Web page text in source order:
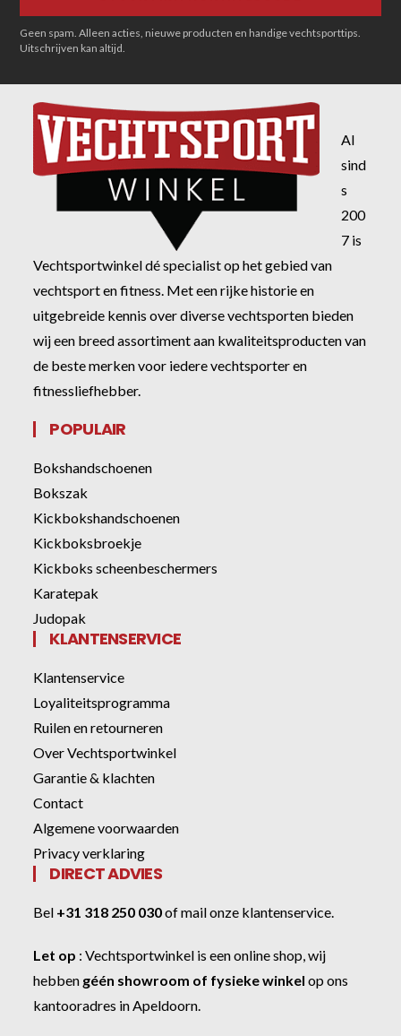
Geen spam. Alleen acties, nieuwe producten en handige vechtsporttips.
Uitschrijven kan altijd.
Al
sind
s
200
7 is
Vechtsportwinkel dé specialist op het gebied van
vechtsport en fitness. Met een rijke historie en
uitgebreide kennis over diverse vechtsporten bieden
wij een breed assortiment aan kwaliteitsproducten van
de beste merken voor iedere vechtsporter en
fitnessliefhebber.
POPULAIR
Bokshandschoenen
Bokszak
Kickbokshandschoenen
Kickboksbroekje
Kickboks scheenbeschermers
Karatepak
Judopak
KLANTENSERVICE
Klantenservice
Loyaliteitsprogramma
Ruilen en retourneren
Over Vechtsportwinkel
Garantie & klachten
Contact
Algemene voorwaarden
Privacy verklaring
DIRECT ADVIES
Bel +31 318 250 030ofmail onze klantenservice
Let op :Vechtsportwinkel is een online shop, wij
hebben géén showroom of fysieke winkel op ons
kantooradres in Apeldoorn.